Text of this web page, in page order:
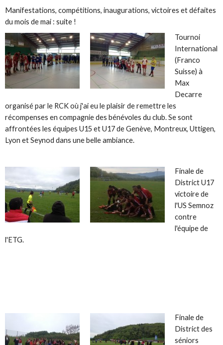
Manifestations, compétitions, inaugurations, victoires et défaites
du mois de mai : suite !
Tournoi
International
(Franco
Suisse) à
Max
Decarre
organisé par le RCK où j'ai eu le plaisir de remettre les
récompenses en compagnie des bénévoles du club. Se sont
affrontées les équipes U15 et U17 de Genève, Montreux, Uttigen,
Lyon et Seynod dans une belle ambiance.
Finale de
District U17
victoire de
l'US Semnoz
contre
l'équipe de
l'ETG.
Finale de
District des
séniors